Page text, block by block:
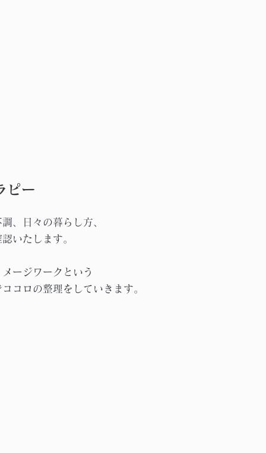
ピー
、日々の暮らし方、
いたします。
ージワークという
コロの整理をしていきます。